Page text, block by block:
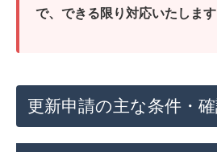
で、できる限り対応いたします
更新申請の主な条件・